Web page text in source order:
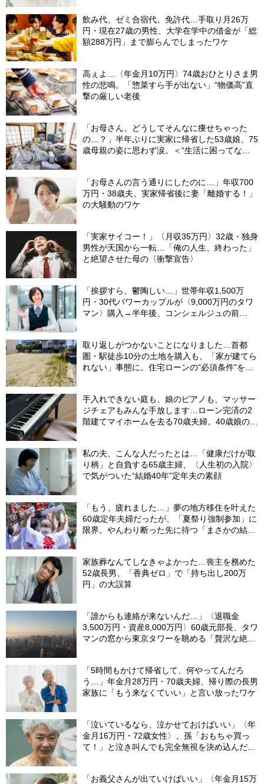
飲み代、ゼミ合宿代、免許代…手取り月26万
円・現在27歳の男性、大学在学中の借金が「総
額288万円」まで膨らんでしまったワケ
高ぇよ…〈年金月10万円〉74歳おひとりさま男
性の悲鳴。「惣菜すら手が出ない」“物価高”直
撃の厳しい老後
「お母さん、どうしてそんなに痩せちゃった
の…？」半年ぶりに実家に帰省した53歳娘、75
歳母親の姿に思わず涙。＜“生活に困ってな
「お母さんの言う通りにしたのに…」年収700
万円・38歳夫、実家帰省後に妻「離婚する！」
の大騒動のワケ
「実家サイコー！」〈月収35万円〉32歳・独身
男性が天国から一転…「俺の人生、終わった」
と絶望させた母の〈衝撃宣告〉
「挨拶すら、鬱陶しい…」世帯年収1,500万
円・30代パワーカップルが〈9,000万円のタワ
マン〉購入→半年後、コンシェルジュの前
取り返しがつかないことになりました…首都
圏・駅徒歩10分の土地を購入も、「家が建てら
れない」事態に。住宅ローンの“必須条件”を見
手入れできない庭も、娘のピアノも、マッサー
ジチェアもみんな手放します…ローン完済の2
階建てマイホームを去る70歳夫婦。40歳娘の提
私の夫、こんな人だったとは…「健康だけが取
り柄」と自負する65歳主婦、〈人生初の入院〉
で気がついた“結婚40年”定年夫の素顔
「もう、疲れました…」夢の地方移住を叶えた
60歳定年夫婦だったが、「夏祭り強制参加」に
限界。やんわり断った先に待つ「まさかの結
家族葬なんてしなきゃよかった…喪主を務めた
52歳長男、「香典ゼロ」で「持ち出し200万
円」の大誤算
「誰からも連絡が来ないんだ…」〈退職金
3,500万円・資産8,000万円〉60歳元部長、タワ
マンの窓から東京タワーを眺める「贅沢な絶
「5時間もかけて帰省して、何やってんだろ
う…」年金月28万円・70歳夫婦、帰り際の長男
家族に「もう来なくていい」と言い放ったワケ
「泣いているなら、泣かせておけばいい」〈年
金月16万円・72歳女性〉、孫「おもちゃ買っ
て！」と泣き叫んでも完全無視を決め込んだ理
「お義父さんが出ていけばいい」〈年金月15万